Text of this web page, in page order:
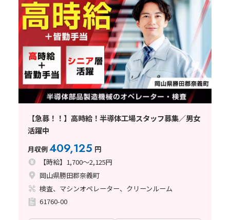
【急募！！】高時給！半導体工場スタッフ募集／男女
活躍中
月収例409,125 円
【時給】1,700～2,125円
岡山県勝田郡奈義町
検査、マシンオペレーター、クリーンルーム
61760-00